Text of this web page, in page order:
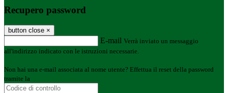
Recupero password
button close ×
E-mail Verrà inviato un messaggio
all'indirizzo indicato con le istruzioni necessarie.
Non hai una e-mail associata al nome utente? Effettua il reset della password
tramite la